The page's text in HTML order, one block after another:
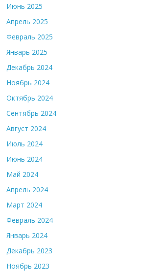
Июнь 2025
Апрель 2025
Февраль 2025
Январь 2025
Декабрь 2024
Ноябрь 2024
Октябрь 2024
Сентябрь 2024
Август 2024
Июль 2024
Июнь 2024
Май 2024
Апрель 2024
Март 2024
Февраль 2024
Январь 2024
Декабрь 2023
Ноябрь 2023